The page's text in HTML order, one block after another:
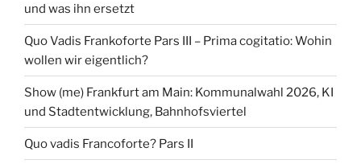
und was ihn ersetzt
Quo Vadis Frankoforte Pars III – Prima cogitatio: Wohin
wollen wir eigentlich?
Show (me) Frankfurt am Main: Kommunalwahl 2026, KI
und Stadtentwicklung, Bahnhofsviertel
Quo vadis Francoforte? Pars II